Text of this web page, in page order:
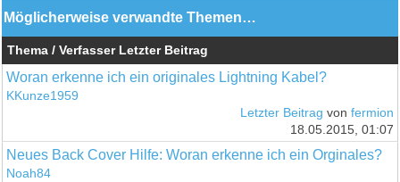
Möglicherweise verwandte Themen…
Thema / Verfasser Letzter Beitrag
Woran erkenne ich ein originales Lightning Kabel?
KKunze1959
Letzter Beitrag von fermion
18.05.2015, 01:07
Neues Back Cover Hilfe: Woran erkenne ich ein Orginales?
Noah84